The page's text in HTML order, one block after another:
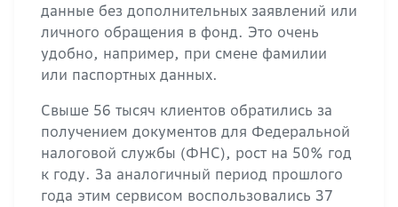
данные без дополнительных заявлений или
личного обращения в фонд. Это очень
удобно, например, при смене фамилии
или паспортных данных.
Свыше 56 тысяч клиентов обратились за
получением документов для Федеральной
налоговой службы (ФНС), рост на 50% год
к году. За аналогичный период прошлого
года этим сервисом воспользовались 37